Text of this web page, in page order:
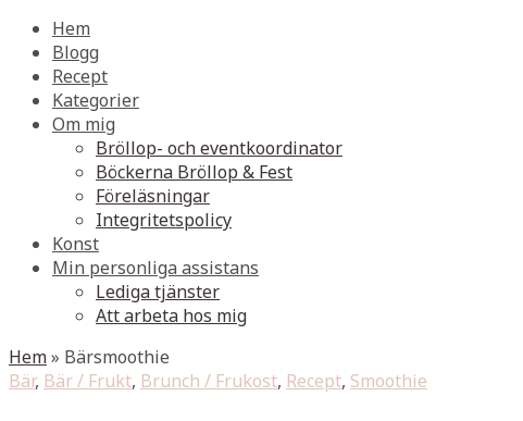
Hem
Blogg
Recept
Kategorier
Om mig
Bröllop- och eventkoordinator
Böckerna Bröllop & Fest
Föreläsningar
Integritetspolicy
Konst
Min personliga assistans
Lediga tjänster
Att arbeta hos mig
Hem» Bärsmoothie
Bär, Bär / Frukt, Brunch / Frukost, Recept, Smoothie